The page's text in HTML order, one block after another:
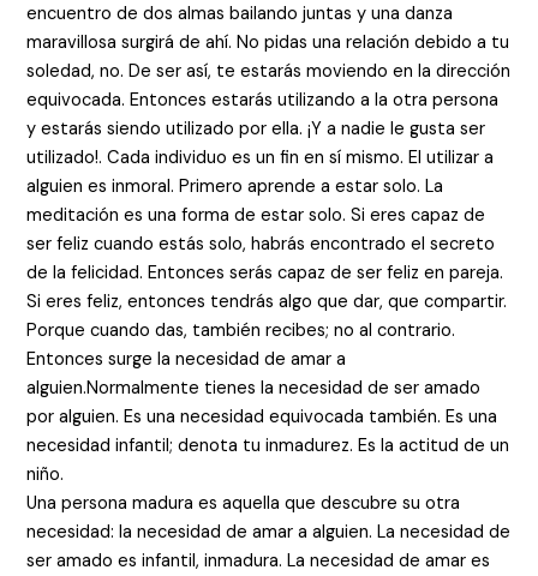
encuentro de dos almas bailando juntas y una danza
maravillosa surgirá de ahí. No pidas una relación debido a tu
soledad, no. De ser así, te estarás moviendo en la dirección
equivocada. Entonces estarás utilizando a la otra persona
y estarás siendo utilizado por ella. ¡Y a nadie le gusta ser
utilizado!. Cada individuo es un fin en sí mismo. El utilizar a
alguien es inmoral. Primero aprende a estar solo. La
meditación es una forma de estar solo. Si eres capaz de
ser feliz cuando estás solo, habrás encontrado el secreto
de la felicidad. Entonces serás capaz de ser feliz en pareja.
Si eres feliz, entonces tendrás algo que dar, que compartir.
Porque cuando das, también recibes; no al contrario.
Entonces surge la necesidad de amar a
alguien.Normalmente tienes la necesidad de ser amado
por alguien. Es una necesidad equivocada también. Es una
necesidad infantil; denota tu inmadurez. Es la actitud de un
niño.
Una persona madura es aquella que descubre su otra
necesidad: la necesidad de amar a alguien. La necesidad de
ser amado es infantil, inmadura. La necesidad de amar es